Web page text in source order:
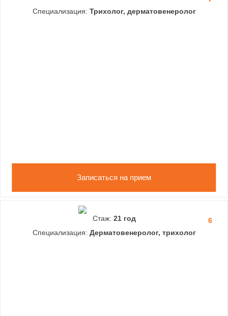
Специализация: Трихолог, дерматовенеролог
Записаться на прием
6
Стаж: 21 год
Специализация: Дерматовенеролог, трихолог